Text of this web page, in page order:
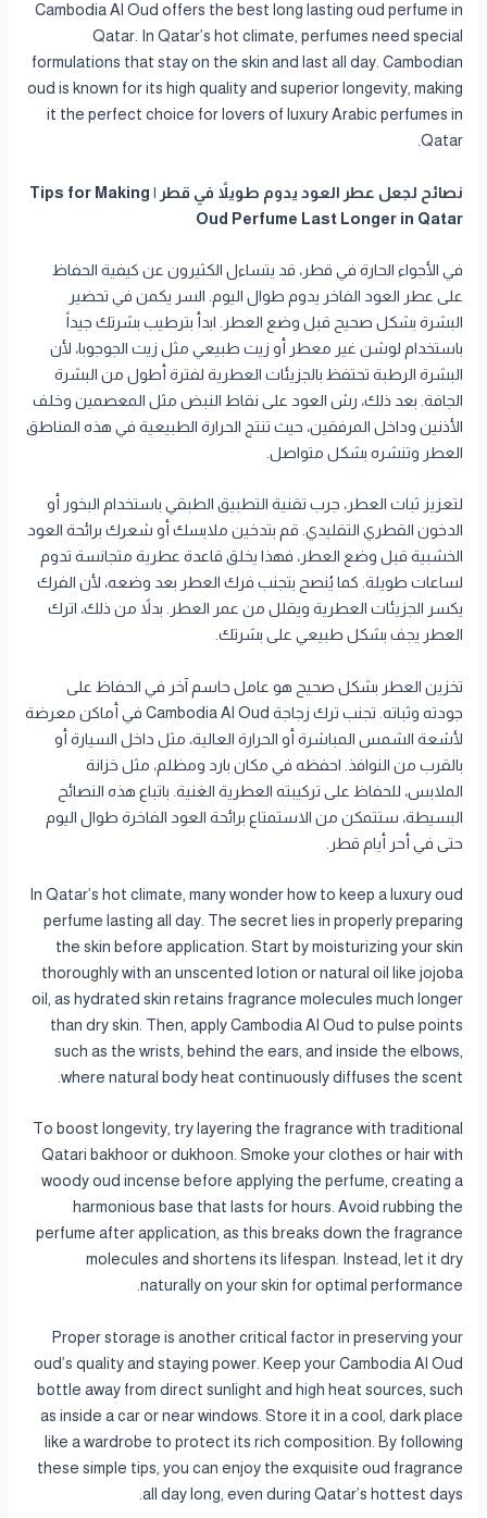
Cambodia Al Oud offers the best long lasting oud perfume in
Qatar. In Qatar’s hot climate, perfumes need special
formulations that stay on the skin and last all day. Cambodian
oud is known for its high quality and superior longevity, making
it the perfect choice for lovers of luxury Arabic perfumes in
Qatar.
نصائح لجعل عطر العود يدوم طويلاً في قطر | Tips for Making
Oud Perfume Last Longer in Qatar
في الأجواء الحارة في قطر، قد يتساءل الكثيرون عن كيفية الحفاظ
على عطر العود الفاخر يدوم طوال اليوم. السر يكمن في تحضير
البشرة بشكل صحيح قبل وضع العطر. ابدأ بترطيب بشرتك جيداً
باستخدام لوشن غير معطر أو زيت طبيعي مثل زيت الجوجوبا، لأن
البشرة الرطبة تحتفظ بالجزيئات العطرية لفترة أطول من البشرة
الجافة. بعد ذلك، رش العود على نقاط النبض مثل المعصمين وخلف
الأذنين وداخل المرفقين، حيث تنتج الحرارة الطبيعية في هذه المناطق
العطر وتنشره بشكل متواصل.
لتعزيز ثبات العطر، جرب تقنية التطبيق الطبقي باستخدام البخور أو
الدخون القطري التقليدي. قم بتدخين ملابسك أو شعرك برائحة العود
الخشبية قبل وضع العطر، فهذا يخلق قاعدة عطرية متجانسة تدوم
لساعات طويلة. كما يُنصح بتجنب فرك العطر بعد وضعه، لأن الفرك
يكسر الجزيئات العطرية ويقلل من عمر العطر. بدلاً من ذلك، اترك
العطر يجف بشكل طبيعي على بشرتك.
تخزين العطر بشكل صحيح هو عامل حاسم آخر في الحفاظ على
جودته وثباته. تجنب ترك زجاجة Cambodia Al Oud في أماكن معرضة
لأشعة الشمس المباشرة أو الحرارة العالية، مثل داخل السيارة أو
بالقرب من النوافذ. احفظه في مكان بارد ومظلم، مثل خزانة
الملابس، للحفاظ على تركيبته العطرية الغنية. باتباع هذه النصائح
البسيطة، ستتمكن من الاستمتاع برائحة العود الفاخرة طوال اليوم
حتى في أحر أيام قطر.
In Qatar’s hot climate, many wonder how to keep a luxury oud
perfume lasting all day. The secret lies in properly preparing
the skin before application. Start by moisturizing your skin
thoroughly with an unscented lotion or natural oil like jojoba
oil, as hydrated skin retains fragrance molecules much longer
than dry skin. Then, apply Cambodia Al Oud to pulse points
such as the wrists, behind the ears, and inside the elbows,
where natural body heat continuously diffuses the scent.
To boost longevity, try layering the fragrance with traditional
Qatari bakhoor or dukhoon. Smoke your clothes or hair with
woody oud incense before applying the perfume, creating a
harmonious base that lasts for hours. Avoid rubbing the
perfume after application, as this breaks down the fragrance
molecules and shortens its lifespan. Instead, let it dry
naturally on your skin for optimal performance.
Proper storage is another critical factor in preserving your
oud’s quality and staying power. Keep your Cambodia Al Oud
bottle away from direct sunlight and high heat sources, such
as inside a car or near windows. Store it in a cool, dark place
like a wardrobe to protect its rich composition. By following
these simple tips, you can enjoy the exquisite oud fragrance
all day long, even during Qatar’s hottest days.